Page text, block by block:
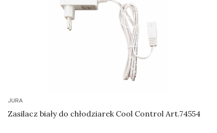
JURA
Zasilacz biały do chłodziarek Cool Control Art.74554